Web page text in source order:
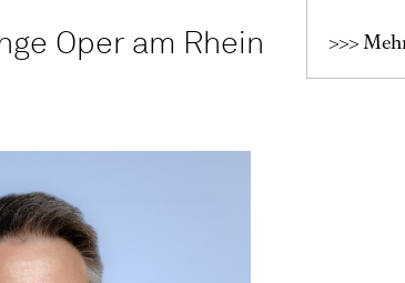
>>>
Oper am Rhein